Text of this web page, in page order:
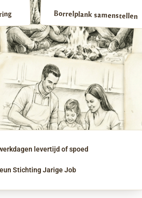
Borrelplank samenstellen
levertijd of spoed
Stichting Jarige Job